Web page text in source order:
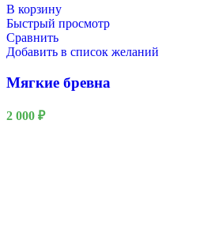
В корзину
Быстрый просмотр
Сравнить
Добавить в список желаний
Мягкие бревна
2 000 ₽